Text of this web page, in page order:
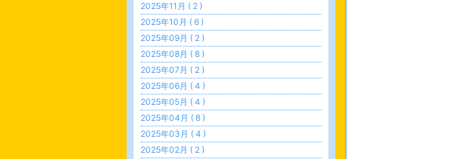
2025年11月 ( 2 )
2025年10月 ( 6 )
2025年09月 ( 2 )
2025年08月 ( 8 )
2025年07月 ( 2 )
2025年06月 ( 4 )
2025年05月 ( 4 )
2025年04月 ( 8 )
2025年03月 ( 4 )
2025年02月 ( 2 )